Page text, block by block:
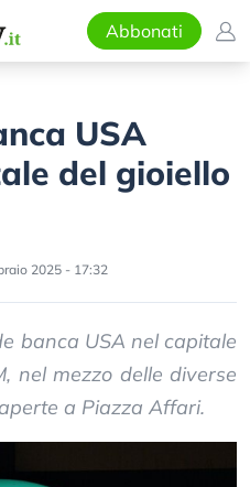
Abbonati
USA
del gioiello
2025 - 17:32
banca USA nel capitale
nel mezzo delle diverse
a Piazza Affari.